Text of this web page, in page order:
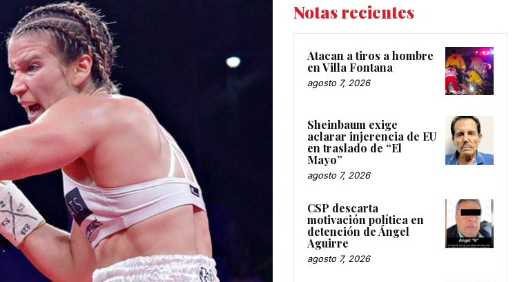
Notas recientes
Atacan a tiros a hombre
en Villa Fontana
agosto 7, 2026
Sheinbaum exige
aclarar injerencia de EU
en traslado de “El
Mayo”
agosto 7, 2026
CSP descarta
motivación política en
detención de Ángel
Aguirre
agosto 7, 2026